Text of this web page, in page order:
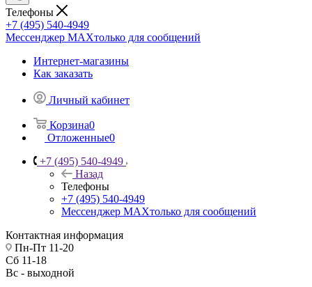
Телефоны
+7 (495) 540-4949
Мессенджер МАХтолько для сообщений
Интернет-магазины
Как заказать
Личный кабинет
Корзина0
Отложенные0
+7 (495) 540-4949
Назад
Телефоны
+7 (495) 540-4949
Мессенджер МАХтолько для сообщений
Контактная информация
Пн-Пт 11-20
Сб 11-18
Вс - выходной